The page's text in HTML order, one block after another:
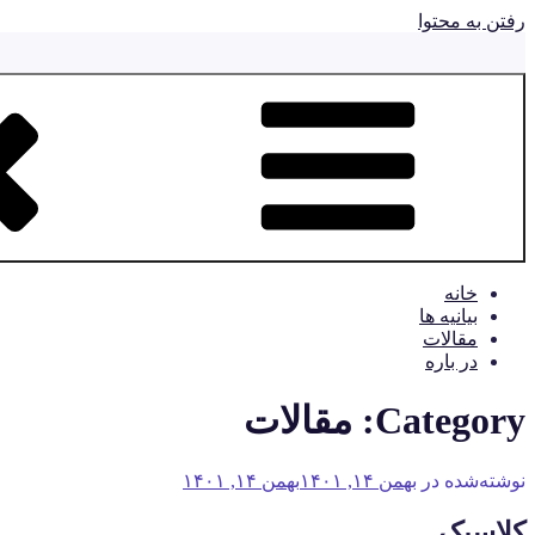
رفتن به محتوا
خانه
بیانیه ها
مقالات
در باره
Category: مقالات
نوشته‌شده در بهمن ۱۴, ۱۴۰۱ بهمن ۱۴, ۱۴۰۱